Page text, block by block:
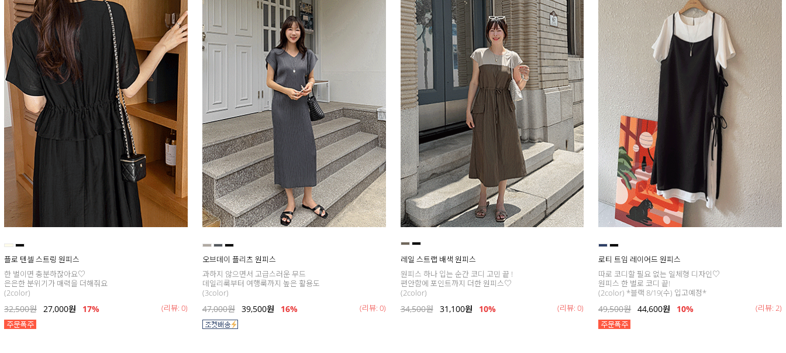
플로 텐셀 스트링 원피스
한 벌이면 충분하잖아요♡
은은한 분위기가 매력을 더해줘요
(2color)
32,500원 27,000원 17% (리뷰: 0)
오브데이 플리츠 원피스
과하지 않으면서 고급스러운 무드
데일리룩부터 여행룩까지 높은 활용도
(3color)
47,000원 39,500원 16% (리뷰: 0)
레일 스트랩 배색 원피스
원피스 하나 입는 순간 코디 고민 끝 !
편안함에 포인트까지 더한 원피스♡
(2color)
34,500원 31,100원 10% (리뷰: 0)
로티 트임 레이어드 원피스
따로 코디할 필요 없는 일체형 디자인♡
원피스 한 벌로 코디 끝!
(2color) *블랙 8/19(수) 입고예정*
49,500원 44,600원 10% (리뷰: 2)